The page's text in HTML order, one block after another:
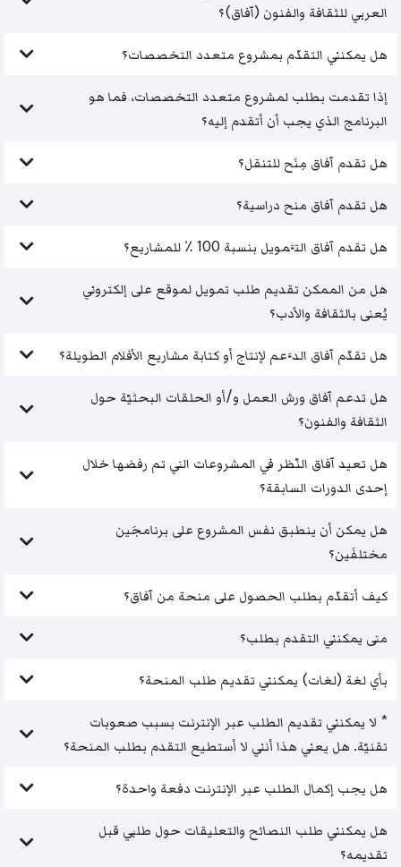
العربي للثقافة والفنون (آفاق)؟
هل يمكنني التقدّم بمشروع متعدد التخصصات؟
إذا تقدمت بطلب لمشروع متعدد التخصصات، فما هو
البرنامج الذي يجب أن أتقدم إليه؟
هل تقدم آفاق مِنَح للتنقل؟
هل تقدم آفاق منح دراسية؟
هل تقدم آفاق التَّمويل بنسبة 100 ٪ للمشاريع؟
هل من الممكن تقديم طلب تمويل لموقع على إلكتروني
يُعنى بالثقافة والأدب؟
هل تقدّم آفاق الدَّعم لإنتاج أو كتابة مشاريع الأفلام الطويلة؟
هل تدعم آفاق ورش العمل و/أو الحلقات البحثيّة حول
الثقافة والفنون؟
هل تعيد آفاق النّظر في المشروعات التي تم رفضها خلال
إحدى الدورات السابقة؟
هل يمكن أن ينطبق نفس المشروع على برنامجَين
مختلفَين؟
كيف أتقدّم بطلب الحصول على منحة من آفاق؟
متى يمكنني التقدم بطلب؟
بأي لغة (لغات) يمكنني تقديم طلب المنحة؟
* لا يمكنني تقديم الطلب عبر الإنترنت بسبب صعوبات
تقنيّة. هل يعني هذا أنني لا أستطيع التقدم بطلب المنحة؟
هل يجب إكمال الطلب عبر الإنترنت دفعة واحدة؟
هل يمكنني طلب النصائح والتعليقات حول طلبي قبل
تقديمه؟